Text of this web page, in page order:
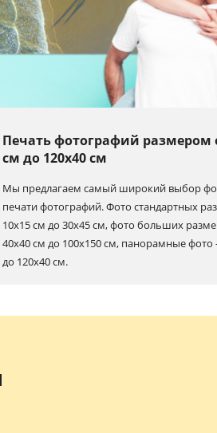
Печать фотографий размером
см до 120х40 см
Мы предлагаем самый широкий выбор
печати фотографий. Фото стандартных
10х15 см до 30х45 см, фото больших
40х40 см до 100x150 см, панорамные фото
до 120х40 см.